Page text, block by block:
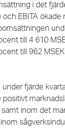
i det
och EBITA ökade
till 4 610
till 962 MSEK
under fjärde
positivt
inom det